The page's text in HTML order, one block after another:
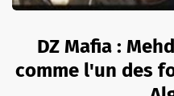
DZ Mafia :
comme l'un des